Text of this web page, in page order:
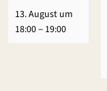
13. August um
18:00– 19:00